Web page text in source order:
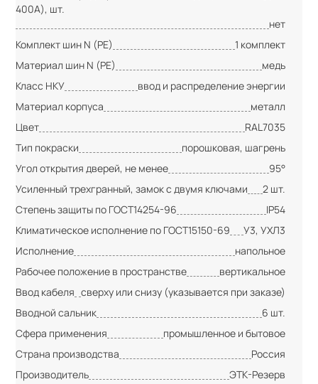
400А), шт.
нет
Комплект шин N (PE)
1 комплект
Материал шин N (PE)
медь
Класс НКУ
ввод и распределение энергии
Материал корпуса
металл
Цвет
RAL7035
Тип покраски
порошковая, шагрень
Угол открытия дверей, не менее
95°
Усиленный трехгранный, замок с двумя ключами
2 шт.
Степень защиты по ГОСТ14254-96
IP54
Климатическое исполнение по ГОСТ15150-69
У3, УХЛ3
Исполнение
напольное
Рабочее положение в пространстве
вертикальное
Ввод кабеля сверху или снизу (указывается при заказе)
Вводной сальник
6 шт.
Сфера применения
промышленное и бытовое
Страна производства
Россия
Производитель
ЭТК-Резерв